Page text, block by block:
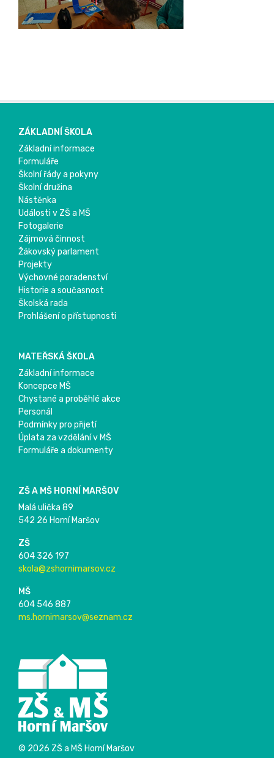
ZÁKLADNÍ ŠKOLA
Základní informace
Formuláře
Školní řády a pokyny
Školní družina
Nástěnka
Události v ZŠ a MŠ
Fotogalerie
Zájmová činnost
Žákovský parlament
Projekty
Výchovné poradenství
Historie a současnost
Školská rada
Prohlášení o přístupnosti
MATEŘSKÁ ŠKOLA
Základní informace
Koncepce MŠ
Chystané a proběhlé akce
Personál
Podmínky pro přijetí
Úplata za vzdělání v MŠ
Formuláře a dokumenty
ZŠ A MŠ HORNÍ MARŠOV
Malá ulička 89
542 26 Horní Maršov
ZŠ
604 326 197
skola@zshornimarsov.cz
MŠ
604 546 887
ms.hornimarsov@seznam.cz
© 2026 ZŠ a MŠ Horní Maršov